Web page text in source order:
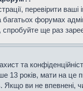
перевірити
форумах
ще раз
та
13 років, мати на це
Якщо ви не